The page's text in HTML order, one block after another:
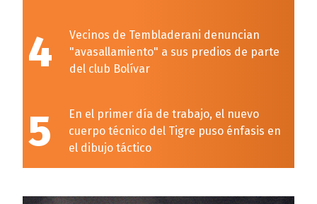
4
Vecinos de Tembladerani denuncian
"avasallamiento" a sus predios de parte
del club Bolívar
5
En el primer día de trabajo, el nuevo
cuerpo técnico del Tigre puso énfasis en
el dibujo táctico